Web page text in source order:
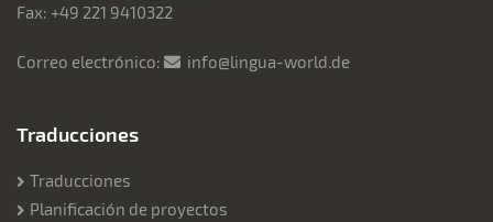
Fax: +49 221 9410322
Correo electrónico: info@lingua-world.de
Traducciones
Traducciones
Planificación de proyectos